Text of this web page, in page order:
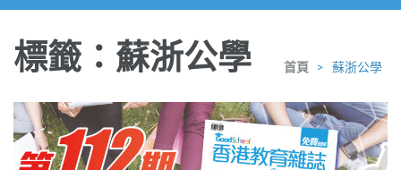
標籤：蘇浙公學 首頁 > 蘇浙公學